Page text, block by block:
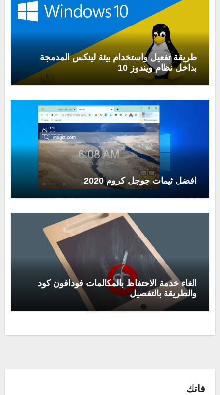
طريقة تفعيل واستخدام بيئة لينكس المدمجة
بداخل نظام ويندوز 10
افضل ثيمات جوجل كروم 2020
الغاء خدمة الاحتفاظ بالمكالمات فودافون كود
والطريقة بالتفصيل
فاتك